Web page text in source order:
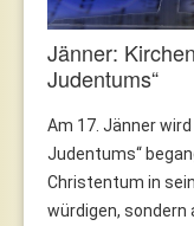
Jänner:
Judentums“
Am 17. Jänner
Judentums“
Christentum in
würdigen, sondern